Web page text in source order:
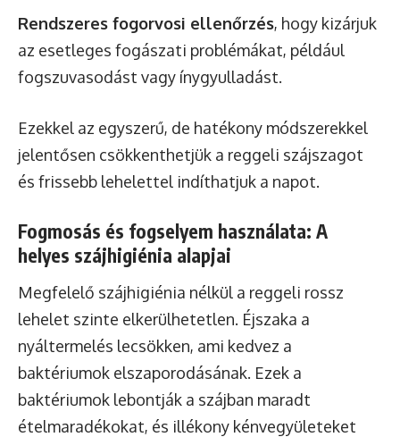
Rendszeres fogorvosi ellenőrzés, hogy kizárjuk
az esetleges fogászati problémákat, például
fogszuvasodást vagy ínygyulladást.
Ezekkel az egyszerű, de hatékony módszerekkel
jelentősen csökkenthetjük a reggeli szájszagot
és frissebb lehelettel indíthatjuk a napot.
Fogmosás és fogselyem használata: A
helyes szájhigiénia alapjai
Megfelelő szájhigiénia nélkül a reggeli rossz
lehelet szinte elkerülhetetlen. Éjszaka a
nyáltermelés lecsökken, ami kedvez a
baktériumok elszaporodásának. Ezek a
baktériumok lebontják a szájban maradt
ételmaradékokat, és illékony kénvegyületeket